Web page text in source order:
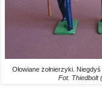
Ołowiane żołnierzyki.
Fot. Thiedbolt